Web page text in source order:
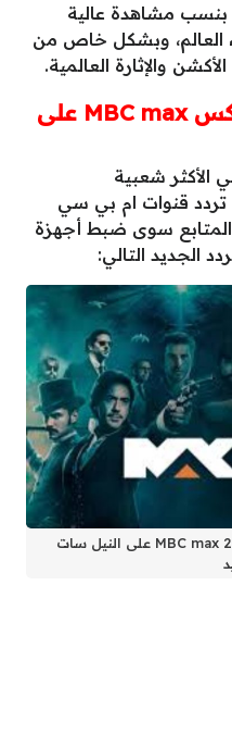
مشاهدة عالية
العالم، وبشكل خاص من
والإثارة العالمية.
تردد قناة ام بي سي ماكس MBC max على
الأكثر شعبية
تردد قنوات ام بي سي
المتابع سوى ضبط أجهزة
الجديد التالي:
تردد قناة إم بي سي ماكس MBC max 2025 على النيل سات